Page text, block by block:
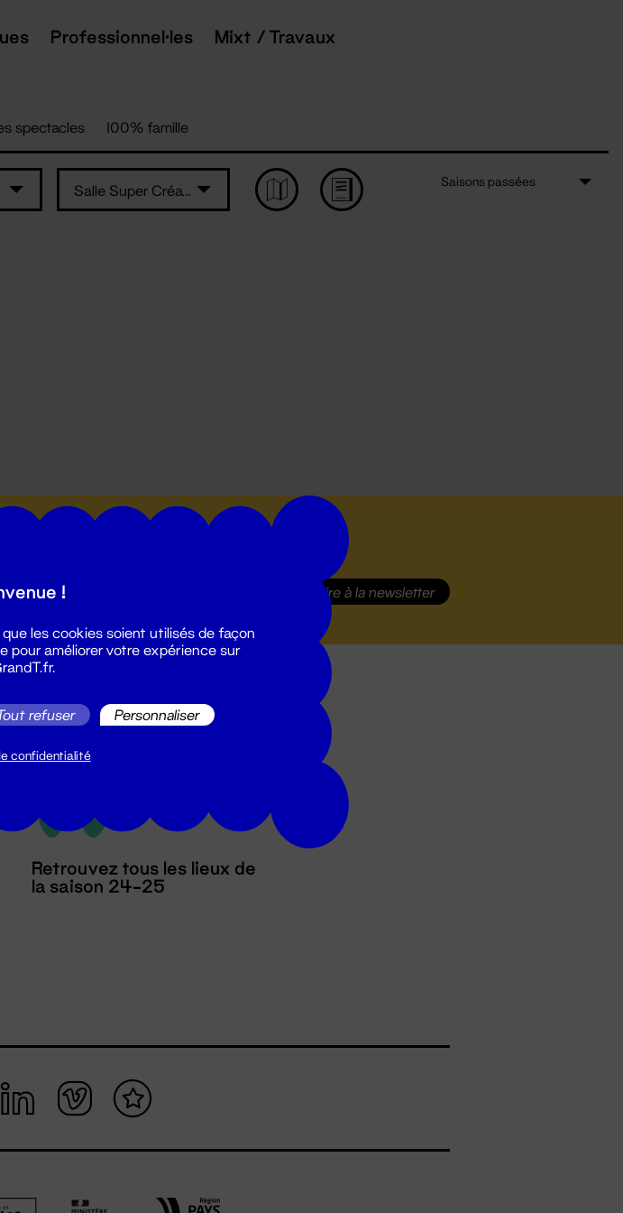
Professionnel·les Mixt / Travaux
spectacles 100% famille
Salle Super Création
Saisons passées
S'inscrire à la newsletter
Retrouvez tous les lieux de
la saison 24-25
!
les cookies soient utilisés de façon
pour améliorer votre expérience sur
refuser Personnaliser
confidentialité